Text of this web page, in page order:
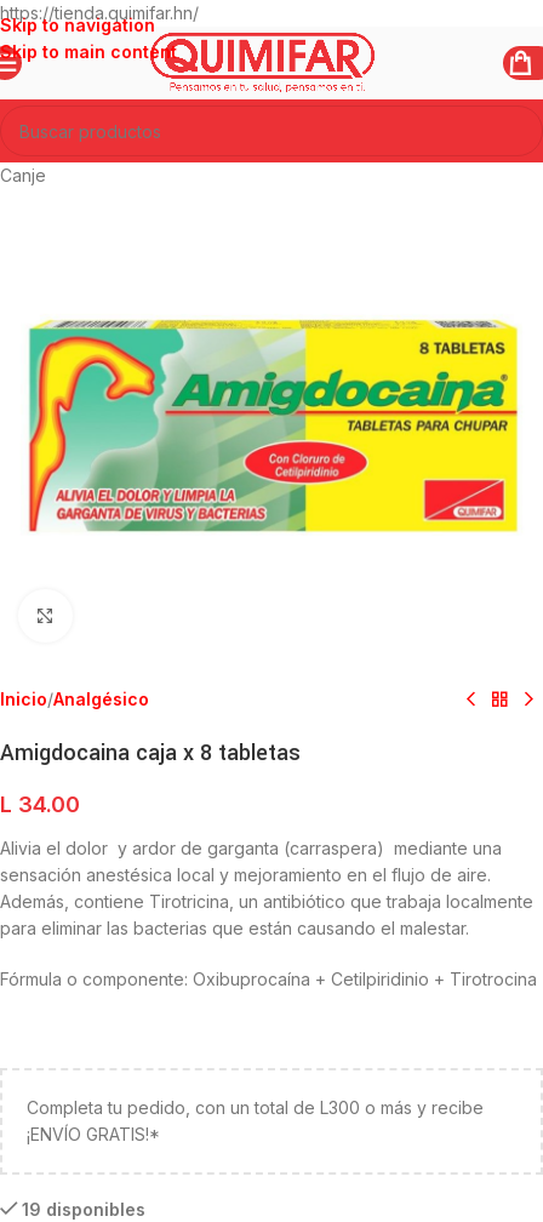
https://tienda.quimifar.hn/
Skip to navigation
Skip to main content
Canje
Inicio/Analgésico
Amigdocaina caja x 8 tabletas
L 34.00
Alivia el dolor y ardor de garganta (carraspera) mediante una
sensación anestésica local y mejoramiento en el flujo de aire.
Además, contiene Tirotricina , un antibiótico que trabaja localmente
para eliminar las bacterias que están causando el malestar.
Fórmula o componente: Oxibuprocaína + Cetilpiridinio + Tirotrocina
Completa tu pedido, con un total de L300 o más y recibe
¡ENVÍO GRATIS!*
19 disponibles